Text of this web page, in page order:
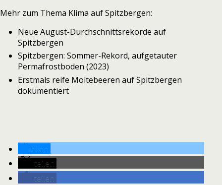
Mehr zum Thema Klima auf Spitzbergen:
Neue August-Durchschnittsrekorde auf
Spitzbergen
Spitzbergen: Sommer-Rekord, aufgetauter
Permafrostboden (2023)
Erstmals reife Moltebeeren auf Spitzbergen
dokumentiert
teilen
teilen
teilen